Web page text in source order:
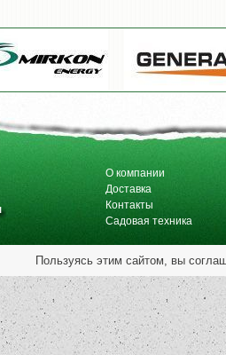
О компании
Доставка
Контакты
Садовая техника
Пользуясь этим сайтом, вы